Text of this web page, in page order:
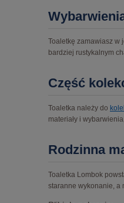
Toaletkę zamawiasz w
bardziej rustykalnym
Część
Toaletka należy do
materiały i
Rodzinna
Toaletka Lombok
staranne wykonanie, a